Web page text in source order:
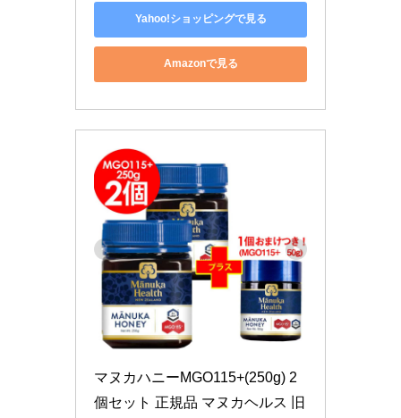
Yahoo!ショッピングで見る
Amazonで見る
マヌカハニーMGO115+(250g) 2
個セット 正規品 マヌカヘルス 旧